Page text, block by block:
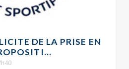
DE LA PRISE EN